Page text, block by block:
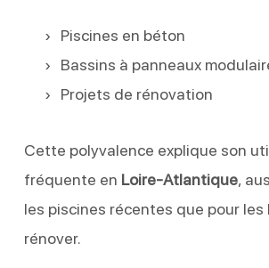
Piscines en béton
Bassins à panneaux
Projets de rénovation
Cette polyvalence explique son
fréquente en Loire-Atlantique,
les piscines récentes que pour les
rénover.